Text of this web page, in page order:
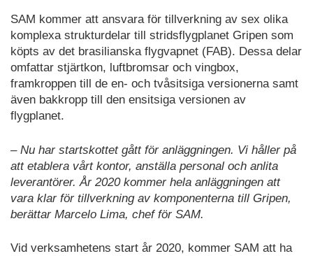
SAM kommer att ansvara för tillverkning av sex olika
komplexa strukturdelar till stridsflygplanet Gripen som
köpts av det brasilianska flygvapnet (FAB). Dessa delar
omfattar stjärtkon, luftbromsar och vingbox,
framkroppen till de en- och tvåsitsiga versionerna samt
även bakkropp till den ensitsiga versionen av
flygplanet.
– Nu har startskottet gått för anläggningen. Vi håller på
att etablera vårt kontor, anställa personal och anlita
leverantörer. År 2020 kommer hela anläggningen att
vara klar för tillverkning av komponenterna till Gripen,
berättar Marcelo Lima, chef för SAM.
Vid verksamhetens start år 2020, kommer SAM att ha